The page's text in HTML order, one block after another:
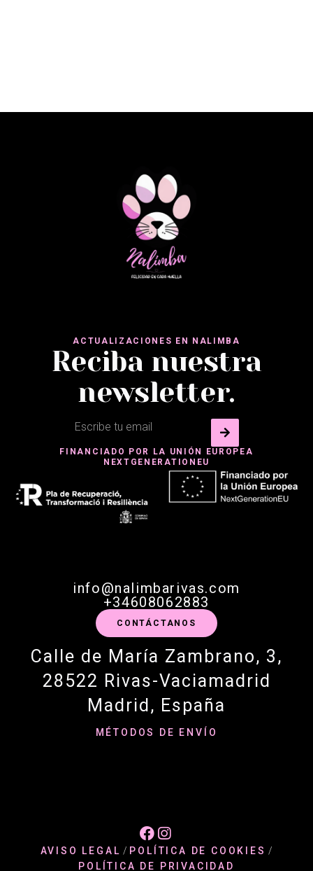
ACTUALIZACIONES EN NALIMBA
Reciba nuestra
newsletter.
FINANCIADO POR LA UNIÓN EUROPEA
NEXTGENERATIONEU
info@nalimbarivas.com
+34608062883
CONTÁCTANOS
Calle de María Zambrano, 3,
28522 Rivas-Vaciamadrid
Madrid, España
MÉTODOS DE ENVÍO
AVISO LEGAL / POLÍTICA DE COOKIES /
POLÍTICA DE PRIVACIDAD
 